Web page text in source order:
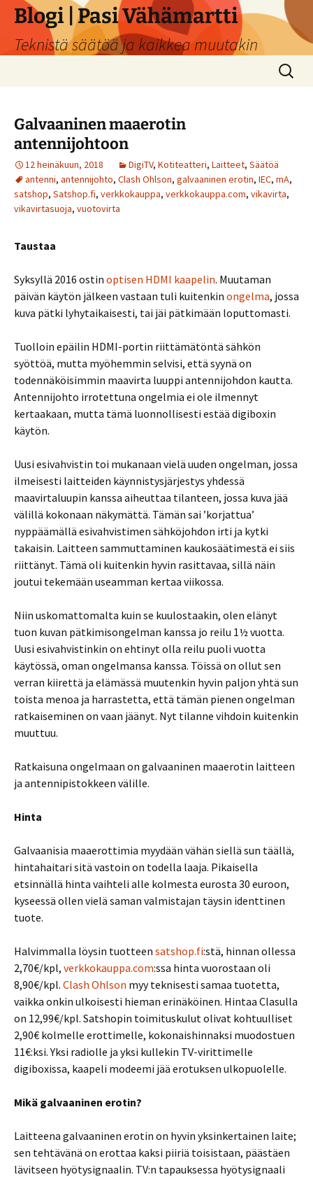
Siirry
sisältöön
Blogi | Pasi Vähämartti
Teknistä säätöä ja kaikkea muutakin
Haku:
Galvaaninen maaerotin
antennijohtoon
12 heinäkuun, 2018 DigiTV, Kotiteatteri, Laitteet, Säätöä
antenni, antennijohto, Clash Ohlson, galvaaninen erotin, IEC, mA,
satshop, Satshop.fi, verkkokauppa, verkkokauppa.com, vikavirta,
vikavirtasuoja, vuotovirta
Taustaa
Syksyllä 2016 ostin optisen HDMI kaapelin. Muutaman
päivän käytön jälkeen vastaan tuli kuitenkin ongelma, jossa
kuva pätki lyhytaikaisesti, tai jäi pätkimään loputtomasti.
Tuolloin epäilin HDMI-portin riittämätöntä sähkön
syöttöä, mutta myöhemmin selvisi, että syynä on
todennäköisimmin maavirta luuppi antennijohdon kautta.
Antennijohto irrotettuna ongelmia ei ole ilmennyt
kertaakaan, mutta tämä luonnollisesti estää digiboxin
käytön.
Uusi esivahvistin toi mukanaan vielä uuden ongelman, jossa
ilmeisesti laitteiden käynnistysjärjestys yhdessä
maavirtaluupin kanssa aiheuttaa tilanteen, jossa kuva jää
välillä kokonaan näkymättä. Tämän sai ’korjattua’
nyppäämällä esivahvistimen sähköjohdon irti ja kytki
takaisin. Laitteen sammuttaminen kaukosäätimestä ei siis
riittänyt. Tämä oli kuitenkin hyvin rasittavaa, sillä näin
joutui tekemään useamman kertaa viikossa.
Niin uskomattomalta kuin se kuulostaakin, olen elänyt
tuon kuvan pätkimisongelman kanssa jo reilu 1½ vuotta.
Uusi esivahvistinkin on ehtinyt olla reilu puoli vuotta
käytössä, oman ongelmansa kanssa. Töissä on ollut sen
verran kiirettä ja elämässä muutenkin hyvin paljon yhtä sun
toista menoa ja harrastetta, että tämän pienen ongelman
ratkaiseminen on vaan jäänyt. Nyt tilanne vihdoin kuitenkin
muuttuu.
Ratkaisuna ongelmaan on galvaaninen maaerotin laitteen
ja antennipistokkeen välille.
Hinta
Galvaanisia maaerottimia myydään vähän siellä sun täällä,
hintahaitari sitä vastoin on todella laaja. Pikaisella
etsinnällä hinta vaihteli alle kolmesta eurosta 30 euroon,
kyseessä ollen vielä saman valmistajan täysin identtinen
tuote.
Halvimmalla löysin tuotteen satshop.fi:stä, hinnan ollessa
2,70€/kpl, verkkokauppa.com:ssa hinta vuorostaan oli
8,90€/kpl. Clash Ohlson myy teknisesti samaa tuotetta,
vaikka onkin ulkoisesti hieman erinäköinen. Hintaa Clasulla
on 12,99€/kpl. Satshopin toimituskulut olivat kohtuulliset
2,90€ kolmelle erottimelle, kokonaishinnaksi muodostuen
11€:ksi. Yksi radiolle ja yksi kullekin TV-virittimelle
digiboxissa, kaapeli modeemi jää erotuksen ulkopuolelle.
Mikä galvaaninen erotin?
Laitteena galvaaninen erotin on hyvin yksinkertainen laite;
sen tehtävänä on erottaa kaksi piiriä toisistaan, päästäen
lävitseen hyötysignaalin. TV:n tapauksessa hyötysignaali